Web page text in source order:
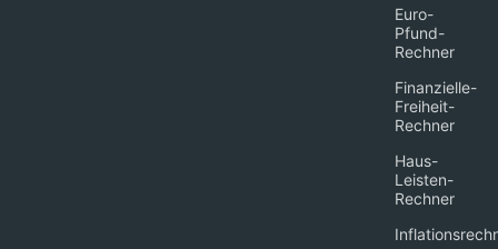
Euro-
Pfund-
Rechner
Finanzielle-
Freiheit-
Rechner
Haus-
Leisten-
Rechner